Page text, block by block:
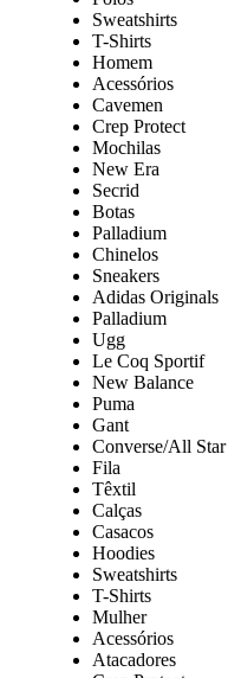
Sweatshirts
T-Shirts
Homem
Acessórios
Cavemen
Crep Protect
Mochilas
New Era
Secrid
Botas
Palladium
Chinelos
Sneakers
Adidas Originals
Palladium
Ugg
Le Coq Sportif
New Balance
Puma
Gant
Converse/All Star
Fila
Têxtil
Calças
Casacos
Hoodies
Sweatshirts
T-Shirts
Mulher
Acessórios
Atacadores